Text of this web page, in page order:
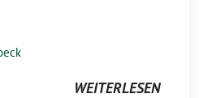
WEITERLESEN